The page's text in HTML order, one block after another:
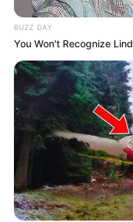
Galau Abis
Fail! 10 Potret
Dimasak yang
Nggak Selera
BUZZ DAY
You Won't Recognize